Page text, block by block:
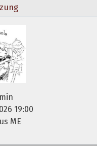
19:00
ME